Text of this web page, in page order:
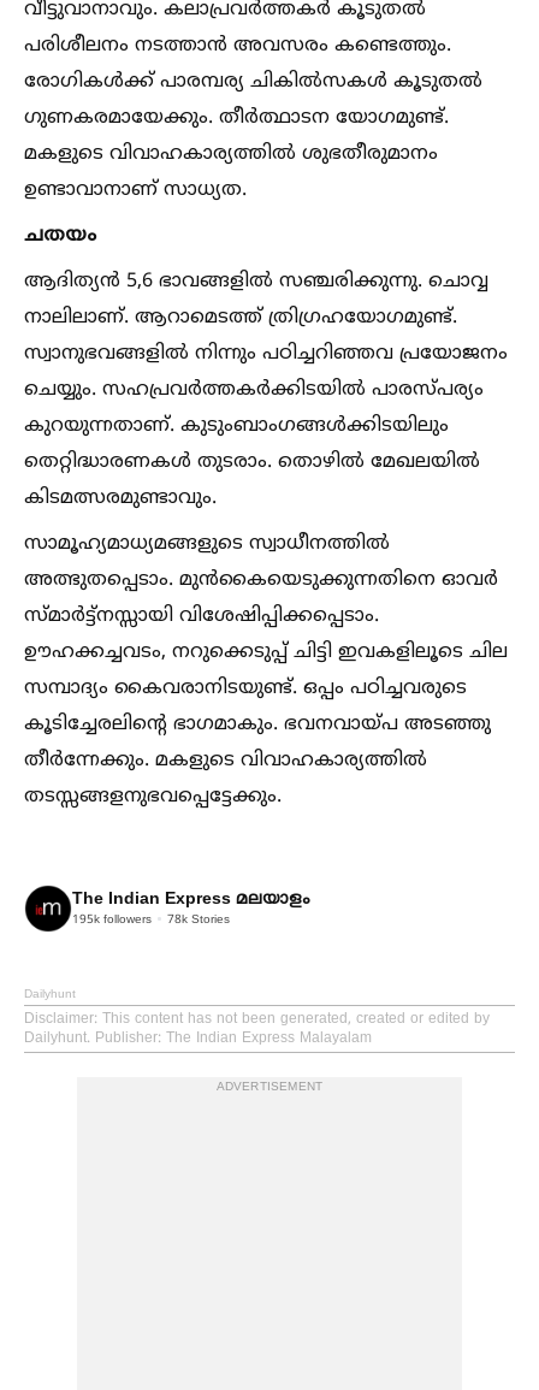
വീട്ടുവാനാവും. കലാപ്രവർത്തകർ കൂടുതല്‍
പരിശീലനം നടത്താൻ അവസരം കണ്ടെത്തും.
രോഗികള്‍ക്ക് പാരമ്പര്യ ചികില്‍സകള്‍ കൂടുതല്‍
ഗുണകരമായേക്കും. തീർത്ഥാടന യോഗമുണ്ട്.
മകളുടെ വിവാഹകാര്യത്തില്‍ ശുഭതീരുമാനം
ഉണ്ടാവാനാണ് സാധ്യത.
ചതയം
ആദിത്യൻ 5,6 ഭാവങ്ങളില്‍ സഞ്ചരിക്കുന്നു. ചൊവ്വ
നാലിലാണ്. ആറാമെടത്ത് ത്രിഗ്രഹയോഗമുണ്ട്.
സ്വാനുഭവങ്ങളില്‍ നിന്നും പഠിച്ചറിഞ്ഞവ പ്രയോജനം
ചെയ്യും. സഹപ്രവർത്തകർക്കിടയില്‍ പാരസ്പര്യം
കുറയുന്നതാണ്. കുടുംബാംഗങ്ങള്‍ക്കിടയിലും
തെറ്റിദ്ധാരണകള്‍ തുടരാം. തൊഴില്‍ മേഖലയില്‍
കിടമത്സരമുണ്ടാവും.
സാമൂഹ്യമാധ്യമങ്ങളുടെ സ്വാധീനത്തില്‍
അത്ഭുതപ്പെടാം. മുൻകൈയെടുക്കുന്നതിനെ ഓവർ
സ്മാർട്ട്നസ്സായി വിശേഷിപ്പിക്കപ്പെടാം.
ഊഹക്കച്ചവടം, നറുക്കെടുപ്പ് ചിട്ടി ഇവകളിലൂടെ ചില
സമ്പാദ്യം കൈവരാനിടയുണ്ട്. ഒപ്പം പഠിച്ചവരുടെ
കൂടിച്ചേരലിൻ്റെ ഭാഗമാകും. ഭവനവായ്പ അടഞ്ഞു
തീർന്നേക്കും. മകളുടെ വിവാഹകാര്യത്തില്‍
തടസ്സങ്ങളനുഭവപ്പെട്ടേക്കും.
The Indian Express മലയാളം
195k followers 78k Stories
Dailyhunt
Disclaimer: This content has not been generated, created or edited by
Dailyhunt. Publisher: The Indian Express Malayalam
ADVERTISEMENT